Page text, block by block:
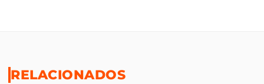
RELACIONADOS